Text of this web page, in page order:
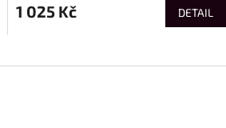
1 025 Kč DETAIL